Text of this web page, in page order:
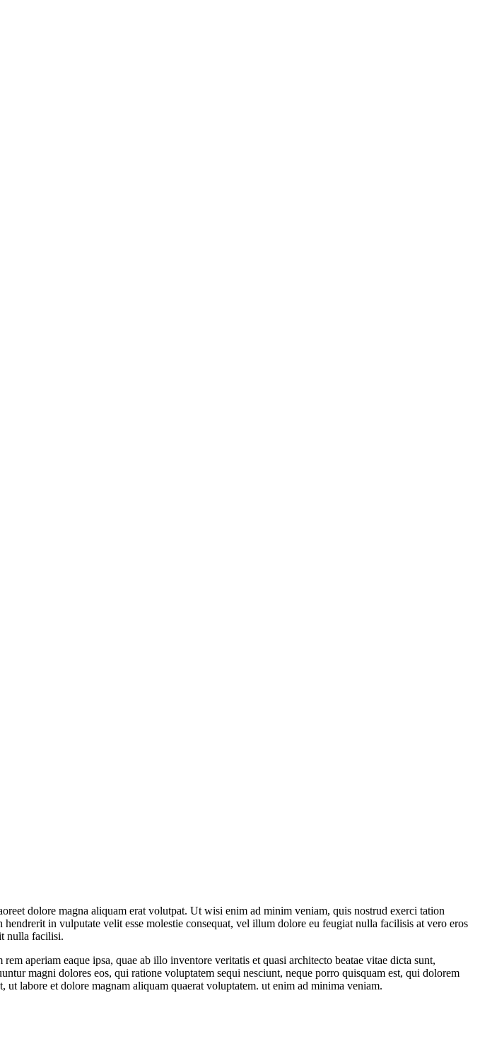
dolore magna aliquam erat volutpat. Ut wisi enim ad minim veniam, quis nostrud exerci tation
in vulputate velit esse molestie consequat, vel illum dolore eu feugiat nulla facilisis at vero eros
nulla facilisi.
aperiam eaque ipsa, quae ab illo inventore veritatis et quasi architecto beatae vitae dicta sunt,
magni dolores eos, qui ratione voluptatem sequi nesciunt, neque porro quisquam est, qui dolorem
labore et dolore magnam aliquam quaerat voluptatem. ut enim ad minima veniam.